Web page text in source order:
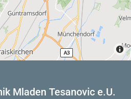
Mladen Tesanovic e.U.